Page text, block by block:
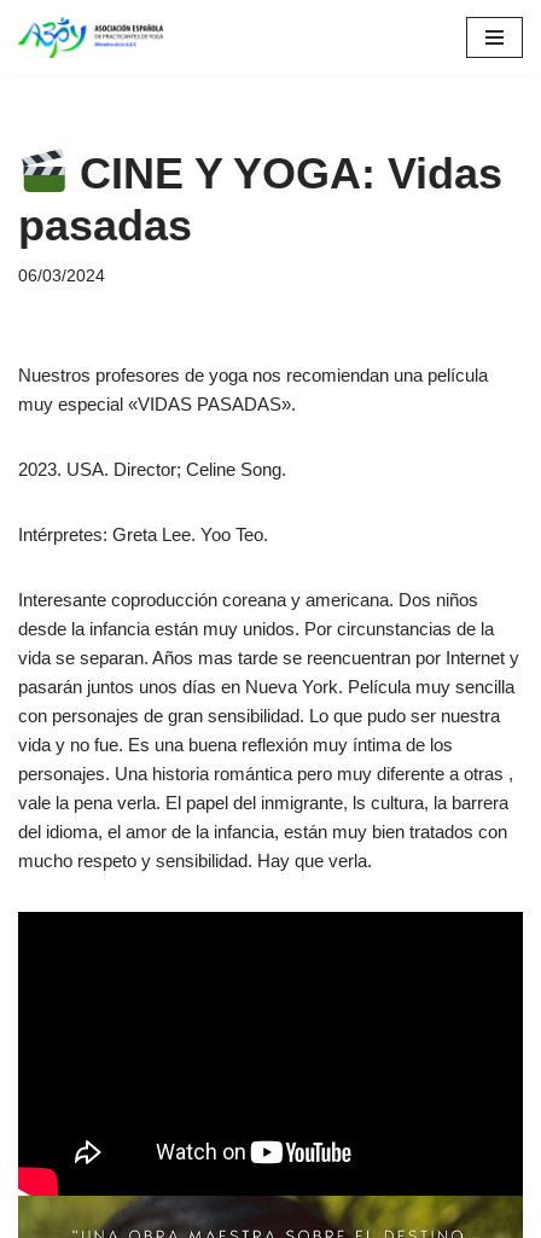
Saltar
CINE Y YOGA: Vidas
pasadas
06/03/2024
Nuestros profesores de yoga nos recomiendan una película
muy especial «VIDAS PASADAS».
2023. USA. Director; Celine Song.
Intérpretes: Greta Lee. Yoo Teo.
Interesante coproducción coreana y americana. Dos niños
desde la infancia están muy unidos. Por circunstancias de la
vida se separan. Años mas tarde se reencuentran por Internet y
pasarán juntos unos días en Nueva York. Película muy sencilla
con personajes de gran sensibilidad. Lo que pudo ser nuestra
vida y no fue. Es una buena reflexión muy íntima de los
personajes. Una historia romántica pero muy diferente a otras ,
vale la pena verla. El papel del inmigrante, ls cultura, la barrera
del idioma, el amor de la infancia, están muy bien tratados con
mucho respeto y sensibilidad. Hay que verla.